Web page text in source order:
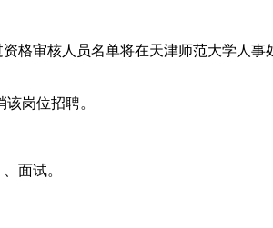
格审核人员名单将在天津师范大学人
岗位招聘。
面试。